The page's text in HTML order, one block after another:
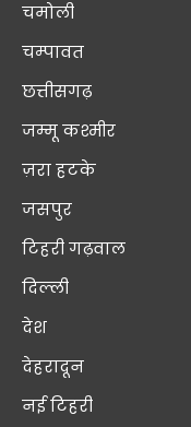
चमोली
चम्पावत
छत्तीसगढ़
जम्मू कश्मीर
ज़रा हटके
जसपुर
टिहरी गढ़वाल
दिल्ली
देश
देहरादून
नई टिहरी